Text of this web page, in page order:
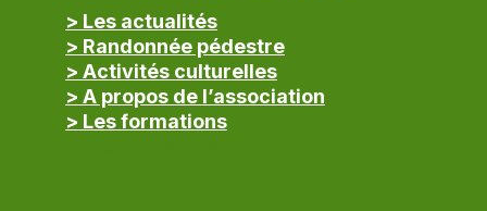
> Les actualités
> Randonnée pédestre
> Activités culturelles
> A propos de l’association
> Les formations